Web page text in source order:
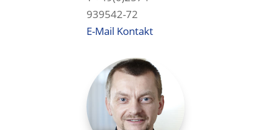
939542-72
E-Mail Kontakt